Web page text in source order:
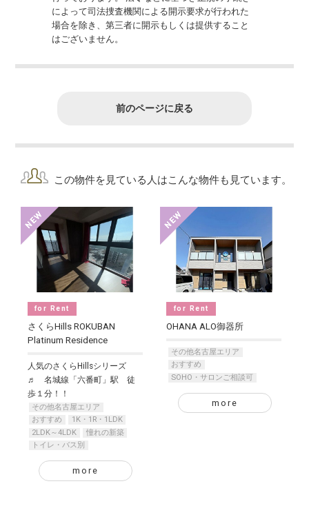
によって司法捜査機関による開示要求が行われた
場合を除き、第三者に開示もしくは提供すること
はございません。
前のページに戻る
この物件を見ている人はこんな物件も見ています。
for Rent
さくらHills ROKUBAN
Platinum Residence
人気のさくらHillsシリーズ
♬ 名城線「六番町」駅 徒
歩１分！！
その他名古屋エリア
おすすめ
1K・1R・1LDK
2LDK～4LDK
憧れの新築
トイレ・バス別
more
for Rent
OHANA ALO御器所
その他名古屋エリア
おすすめ
SOHO・サロンご相談可
more